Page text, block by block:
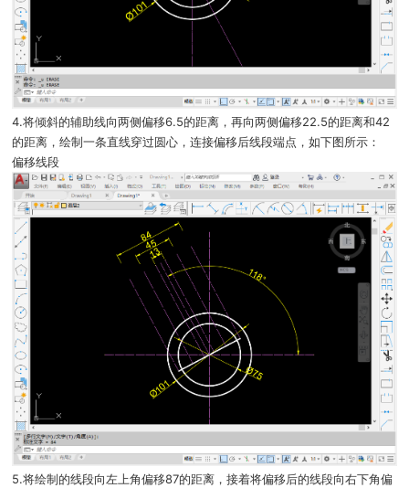
4.将倾斜的辅助线向两侧偏移6.5的距离，再向两侧偏移22.5的距离和42
的距离，绘制一条直线穿过圆心，连接偏移后线段端点，如下图所示：
偏移线段
5.将绘制的线段向左上角偏移87的距离，接着将偏移后的线段向右下角偏